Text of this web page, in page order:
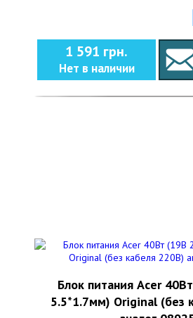
1 591 грн.
Нет в наличии
Блок питания Acer
5.5*1.7мм) Original (без